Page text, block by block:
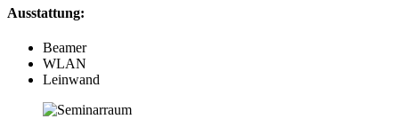
Ausstattung:
Beamer
WLAN
Leinwand